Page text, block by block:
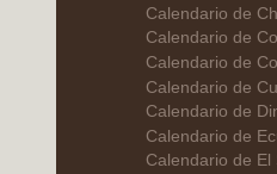
Calendario de
Calendario de
Calendario de
Calendario de
Calendario de
Calendario de
Calendario de El